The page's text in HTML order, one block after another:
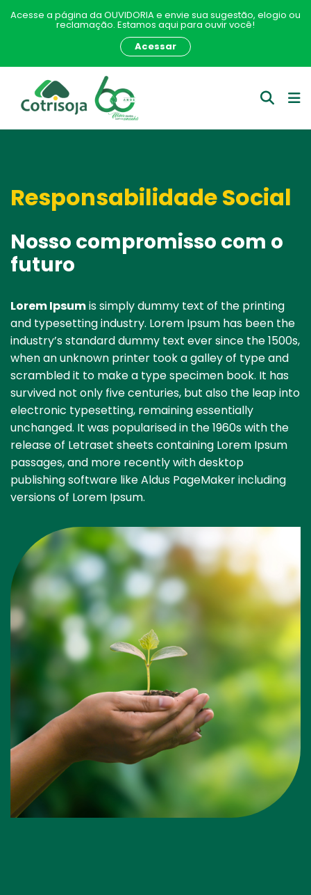
Acesse a página da OUVIDORIA e envie sua sugestão, elogio ou
reclamação. Estamos aqui para ouvir você!
Acessar
Responsabilidade Social
Nosso compromisso com o
futuro
Lorem Ipsumis simply dummy text of the printing
and typesetting industry. Lorem Ipsum has been the
industry’s standard dummy text ever since the 1500s,
when an unknown printer took a galley of type and
scrambled it to make a type specimen book. It has
survived not only five centuries, but also the leap into
electronic typesetting, remaining essentially
unchanged. It was popularised in the 1960s with the
release of Letraset sheets containing Lorem Ipsum
passages, and more recently with desktop
publishing software like Aldus PageMaker including
versions of Lorem Ipsum.